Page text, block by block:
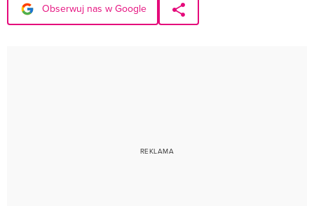
Obserwuj nas w Google